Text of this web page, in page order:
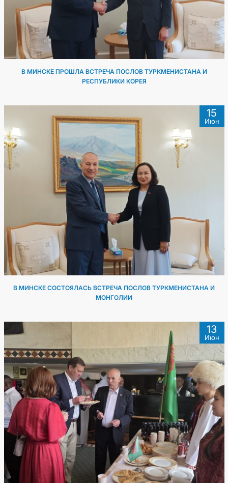
В МИНСКЕ ПРОШЛА ВСТРЕЧА ПОСЛОВ ТУРКМЕНИСТАНА И
РЕСПУБЛИКИ КОРЕЯ
15
Июн
В МИНСКЕ СОСТОЯЛАСЬ ВСТРЕЧА ПОСЛОВ ТУРКМЕНИСТАНА И
МОНГОЛИИ
13
Июн